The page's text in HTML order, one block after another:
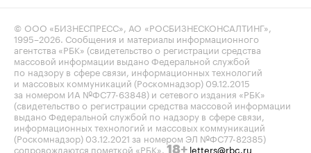
© ООО «БИЗНЕСПРЕСС», АО «РОСБИЗНЕСКОНСАЛТИНГ»,
1995–2026 . Сообщения и материалы информационного
агентства «РБК» (свидетельство о регистрации средства
массовой информации выдано Федеральной службой
по надзору в сфере связи, информационных технологий
и массовых коммуникаций (Роскомнадзор) 09.12.2015
за номером ИА №ФС77-63848) и сетевого издания «РБК»
(свидетельство о регистрации средства массовой информации
выдано Федеральной службой по надзору в сфере связи,
информационных технологий и массовых коммуникаций
(Роскомнадзор) 03.12.2021 за номером ЭЛ №ФС77-82385)
сопровождаются пометкой «РБК». 18+ letters@rbc.ru